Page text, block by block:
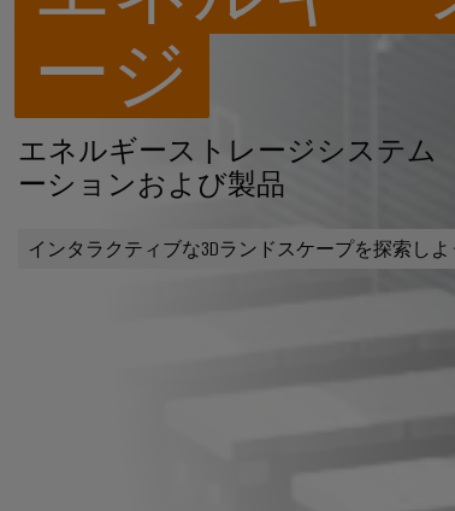
ージ
エネルギーストレージシステム
ーションおよび製品
インタラクティブな3Dランドスケープを探索しよ